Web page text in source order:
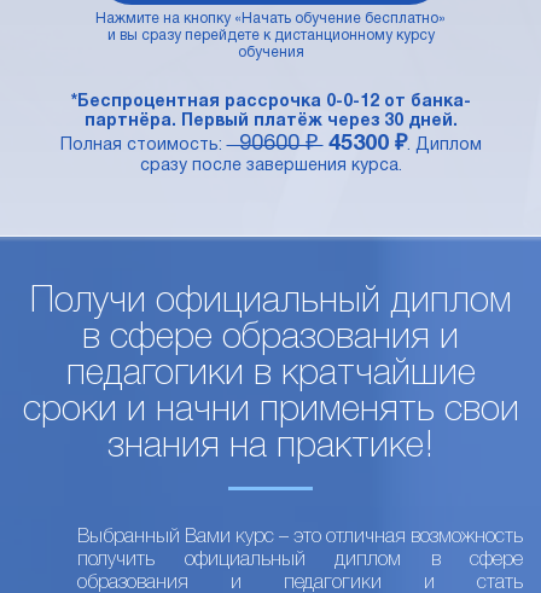
Нажмите на кнопку «Начать обучение бесплатно»
и вы сразу перейдете к дистанционному курсу
обучения
*Беспроцентная рассрочка 0-0-12 от банка-
партнёра. Первый платёж через 30 дней.
Полная стоимость:90600 ₽ 45300 ₽. Диплом
сразу после завершения курса.
Получи официальный диплом
в сфере образования и
педагогики в кратчайшие
сроки и начни применять свои
знания на практике!
Выбранный Вами курс – это отличная возможность
получить официальный диплом в сфере
образования и педагогики и стать